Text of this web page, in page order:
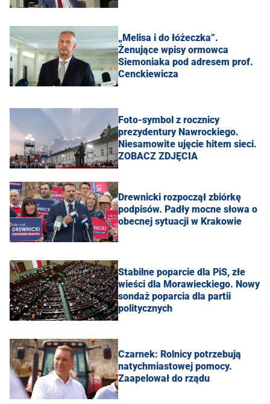
„Melisa i do łóżeczka”.
Żenujące wpisy ormowca
Siemoniaka pod adresem prof.
Cenckiewicza
Foto-symbol z rocznicy
prezydentury Nawrockiego.
Niesamowite ujęcie hitem sieci.
ZOBACZ ZDJĘCIA
Drewnicki rozpoczął zbiórkę
podpisów. Padły mocne słowa o
obecnej sytuacji w Krakowie
Stabilne poparcie dla PiS, złe
wieści dla Morawieckiego. Nowy
sondaż poparcia dla partii
politycznych
Czarnek: Rolnicy potrzebują
natychmiastowej pomocy.
Zaapelował do rządu